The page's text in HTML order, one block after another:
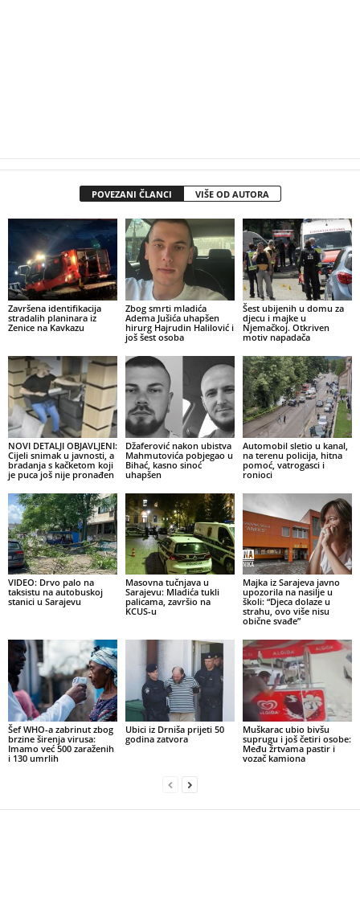
POVEZANI ČLANCI VIŠE OD AUTORA
Završena identifikacija
stradalih planinara iz
Zenice na Kavkazu
Zbog smrti mladića
Adema Jušića uhapšen
hirurg Hajrudin Halilović i
još šest osoba
Šest ubijenih u domu za
djecu i majke u
Njemačkoj. Otkriven
motiv napadača
NOVI DETALJI OBJAVLJENI:
Cijeli snimak u javnosti, a
bradanja s kačketom koji
je puca još nije pronađen
Džaferović nakon ubistva
Mahmutovića pobjegao u
Bihać, kasno sinoć
uhapšen
Automobil sletio u kanal,
na terenu policija, hitna
pomoć, vatrogasci i
ronioci
VIDEO: Drvo palo na
taksistu na autobuskoj
stanici u Sarajevu
Masovna tučnjava u
Sarajevu: Mladića tukli
palicama, završio na
KCUS-u
Majka iz Sarajeva javno
upozorila na nasilje u
školi: “Djeca dolaze u
strahu, ovo više nisu
obične svađe”
Šef WHO-a zabrinut zbog
brzine širenja virusa:
Imamo već 500 zaraženih
i 130 umrlih
Ubici iz Drniša prijeti 50
godina zatvora
Muškarac ubio bivšu
suprugu i još četiri osobe:
Među žrtvama pastir i
vozač kamiona